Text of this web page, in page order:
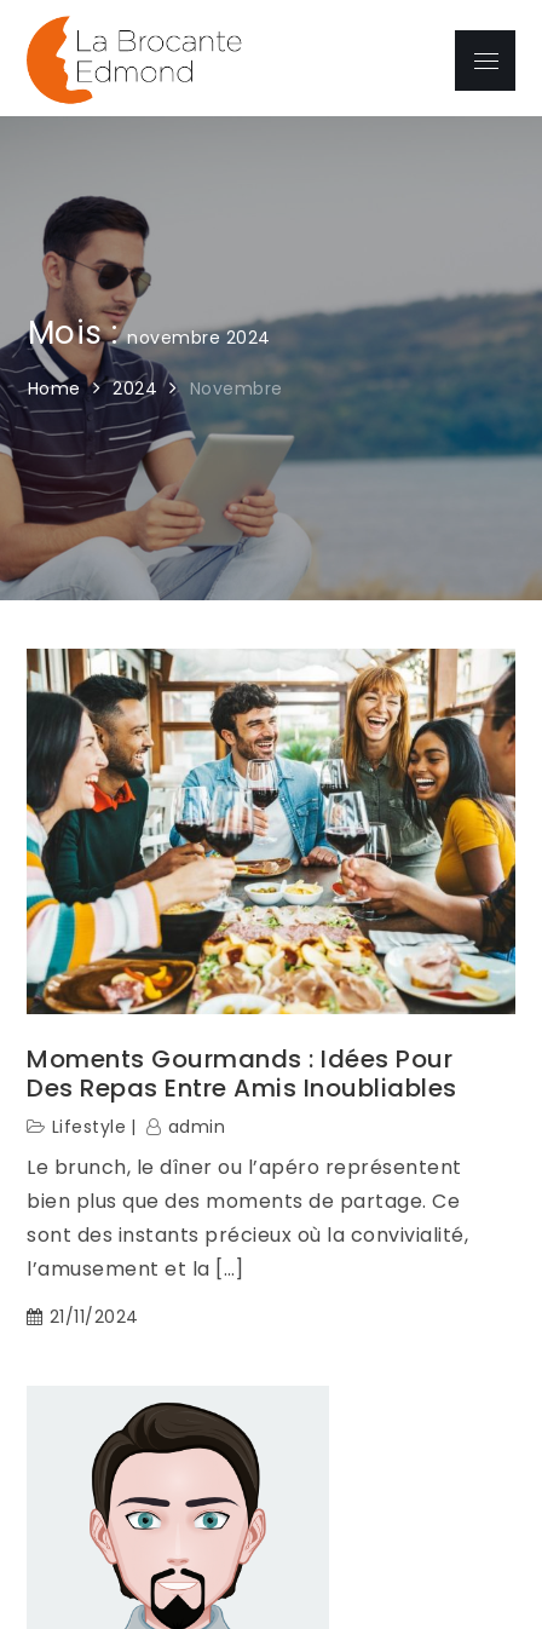
content
La brocante
Edmond
Menu
Mois :novembre 2024
Home 2024 Novembre
Moments Gourmands : Idées Pour
Des Repas Entre Amis Inoubliables
Lifestyle admin
Le brunch, le dîner ou l’apéro représentent
bien plus que des moments de partage. Ce
sont des instants précieux où la convivialité,
l’amusement et la […]
21/11/2024